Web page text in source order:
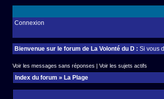
Connexion
Bienvenue sur le forum de La Volonté du D : Si vous
Voir les messages sans réponses | Voir les sujets actifs
Index du forum » La Plage